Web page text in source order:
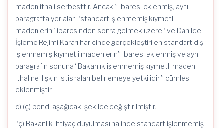
maden ithali serbesttir. Ancak,” ibaresi eklenmiş, aynı
paragrafta yer alan “standart işlenmemiş kıymetli
madenlerin” ibaresinden sonra gelmek üzere “ve Dahilde
İşleme Rejimi Kararı haricinde gerçekleştirilen standart dışı
işlenmemiş kıymetli madenlerin” ibaresi eklenmiş ve aynı
paragrafın sonuna “Bakanlık işlenmemiş kıymetli maden
ithaline ilişkin istisnaları belirlemeye yetkilidir.” cümlesi
eklenmiştir.
c) (ç) bendi aşağıdaki şekilde değiştirilmiştir.
“ç) Bakanlık ihtiyaç duyulması halinde standart işlenmemiş